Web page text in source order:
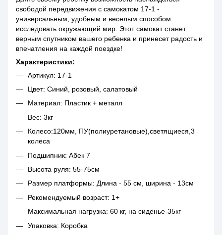
свободой передвижения с самокатом 17-1 -
универсальным, удобным и веселым способом
исследовать окружающий мир. Этот самокат станет
верным спутником вашего ребенка и принесет радость и
впечатления на каждой поездке!
Характеристики:
Артикул: 17-1
Цвет: Синий, розовый, салатовый
Материал: Пластик + металл
Вес: 3кг
Колесо:120мм, ПУ(полиуретановые),светящиеся,3
колеса
Подшипник: Абек 7
Высота руля: 55-75см
Размер платформы: Длина - 55 см, ширина - 13см
Рекомендуемый возраст: 1+
Максимальная нагрузка: 60 кг, на сиденье-35кг
Упаковка: Коробка